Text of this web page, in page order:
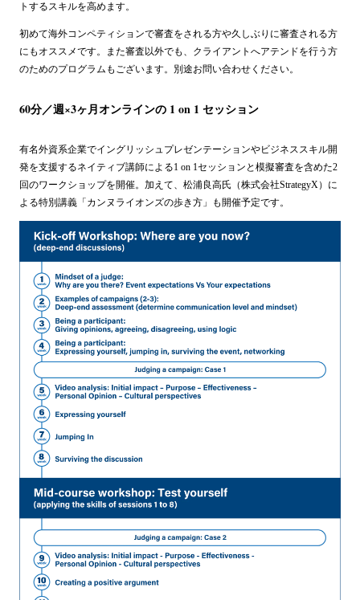
トするスキルを高めます。
初めて海外コンペティションで審査をされる方や久しぶりに審査される方
にもオススメです。また審査以外でも、クライアントへアテンドを行う方
のためのプログラムもございます。別途お問い合わせください。
60分／週×3ヶ月オンラインの 1 on 1 セッション
有名外資系企業でイングリッシュプレゼンテーションやビジネススキル開
発を支援するネイティブ講師による1 on 1セッションと模擬審査を含めた2
回のワークショップを開催。加えて、松浦良高氏（株式会社StrategyX）に
よる特別講義「カンヌライオンズの歩き方」も開催予定です。